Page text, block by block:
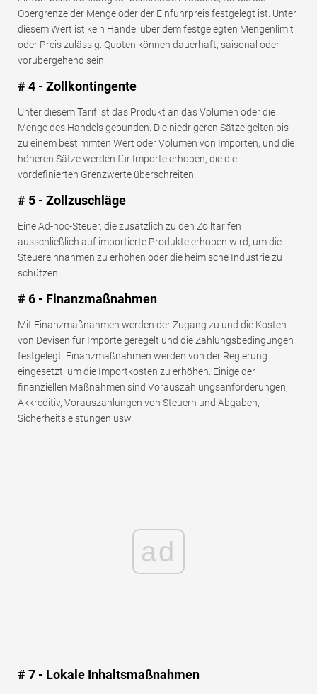
Obergrenze der Menge oder der Einfuhrpreis festgelegt ist. Unter
diesem Wert ist kein Handel über dem festgelegten Mengenlimit
oder Preis zulässig. Quoten können dauerhaft, saisonal oder
vorübergehend sein.
# 4 - Zollkontingente
Unter diesem Tarif ist das Produkt an das Volumen oder die
Menge des Handels gebunden. Die niedrigeren Sätze gelten bis
zu einem bestimmten Wert oder Volumen von Importen, und die
höheren Sätze werden für Importe erhoben, die die
vordefinierten Grenzwerte überschreiten.
# 5 - Zollzuschläge
Eine Ad-hoc-Steuer, die zusätzlich zu den Zolltarifen
ausschließlich auf importierte Produkte erhoben wird, um die
Steuereinnahmen zu erhöhen oder die heimische Industrie zu
schützen.
# 6 - Finanzmaßnahmen
Mit Finanzmaßnahmen werden der Zugang zu und die Kosten
von Devisen für Importe geregelt und die Zahlungsbedingungen
festgelegt. Finanzmaßnahmen werden von der Regierung
eingesetzt, um die Importkosten zu erhöhen. Einige der
finanziellen Maßnahmen sind Vorauszahlungsanforderungen,
Akkreditiv, Vorauszahlungen von Steuern und Abgaben,
Sicherheitsleistungen usw.
ad
# 7 - Lokale Inhaltsmaßnahmen